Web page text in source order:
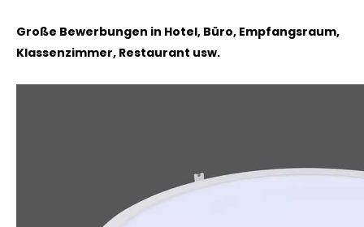
Große Bewerbungen in Hotel, Büro, Empfangsraum,
Klassenzimmer, Restaurant usw.